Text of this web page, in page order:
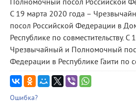
Полномочный посол Российской
С 19 марта 2020 года –
посол Российской Федерации в
Республике по совместительству. С
Чрезвычайный и Полномочный
Федерации в Республике Гаити по
Ошибка?